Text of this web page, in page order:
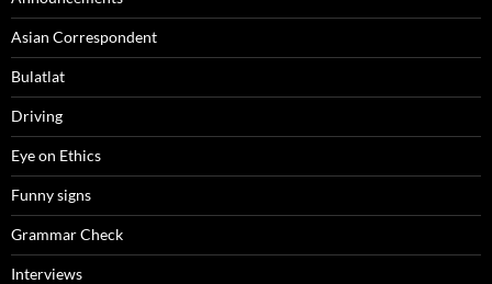
Asian Correspondent
Bulatlat
Driving
Eye on Ethics
Funny signs
Grammar Check
Interviews